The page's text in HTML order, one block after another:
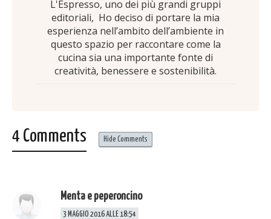
L'Espresso, uno dei più grandi gruppi
editoriali, Ho deciso di portare la mia
esperienza nell’ambito dell’ambiente in
questo spazio per raccontare come la
cucina sia una importante fonte di
creatività, benessere e sostenibilità.
4 Comments Hide Comments
Menta e peperoncino
3 MAGGIO 2016 ALLE 18:54